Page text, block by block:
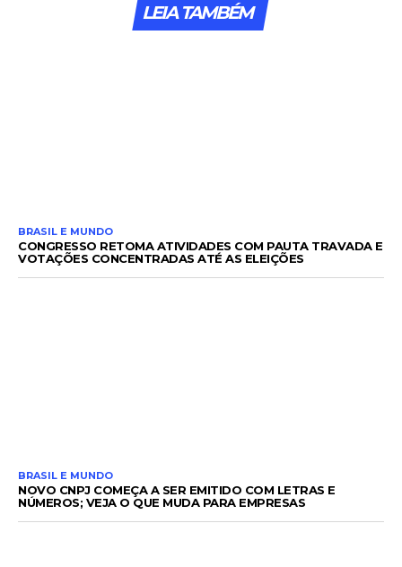
LEIA TAMBÉM
BRASIL E MUNDO
CONGRESSO RETOMA ATIVIDADES COM PAUTA TRAVADA E
VOTAÇÕES CONCENTRADAS ATÉ AS ELEIÇÕES
BRASIL E MUNDO
NOVO CNPJ COMEÇA A SER EMITIDO COM LETRAS E
NÚMEROS; VEJA O QUE MUDA PARA EMPRESAS